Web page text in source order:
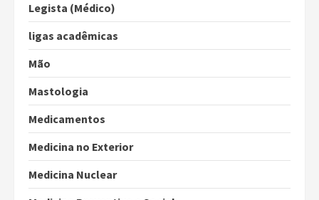
Legista (Médico)
ligas acadêmicas
Mão
Mastologia
Medicamentos
Medicina no Exterior
Medicina Nuclear